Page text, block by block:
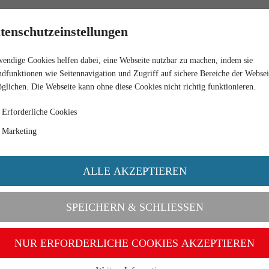
Cookies helfen dabei, eine Webseite nutzbar zu machen, indem sie
wie Seitennavigation und Zugriff auf sichere Bereiche der
Die Webseite kann ohne diese Cookies nicht richtig funktionieren.
Erforderliche Cookies
Marketing
ALLE AKZEPTIEREN
SPEICHERN & SCHLIESSEN
NUR ERFORDERLICHE COOKIES AKZEPTIEREN